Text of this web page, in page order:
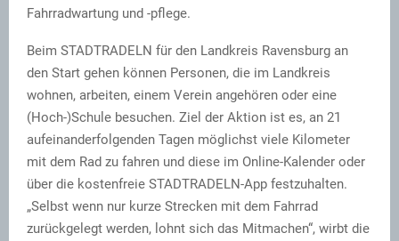
Fahrradwartung und -pflege.
Beim STADTRADELN für den Landkreis Ravensburg an
den Start gehen können Personen, die im Landkreis
wohnen, arbeiten, einem Verein angehören oder eine
(Hoch-)Schule besuchen. Ziel der Aktion ist es, an 21
aufeinanderfolgenden Tagen möglichst viele Kilometer
mit dem Rad zu fahren und diese im Online-Kalender oder
über die kostenfreie STADTRADELN-App festzuhalten.
„Selbst wenn nur kurze Strecken mit dem Fahrrad
zurückgelegt werden, lohnt sich das Mitmachen“, wirbt die